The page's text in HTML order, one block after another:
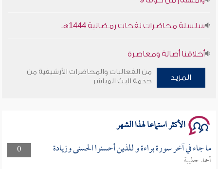
سلسلة محاضرات نفحات رمضانية 1444هـ
أخلاقنا أصالة ومعاصرة
وأمنهم من خوف 9
المزيد
من الفعاليات والمحاضرات الأرشيفية من
خدمة البث المباشر
الأكثر استماعا لهذا الشهر
0 ما جاء في آخر سورة براءة و للذين أحسنوا الحسنى وزيادة
أحمد حطيبة